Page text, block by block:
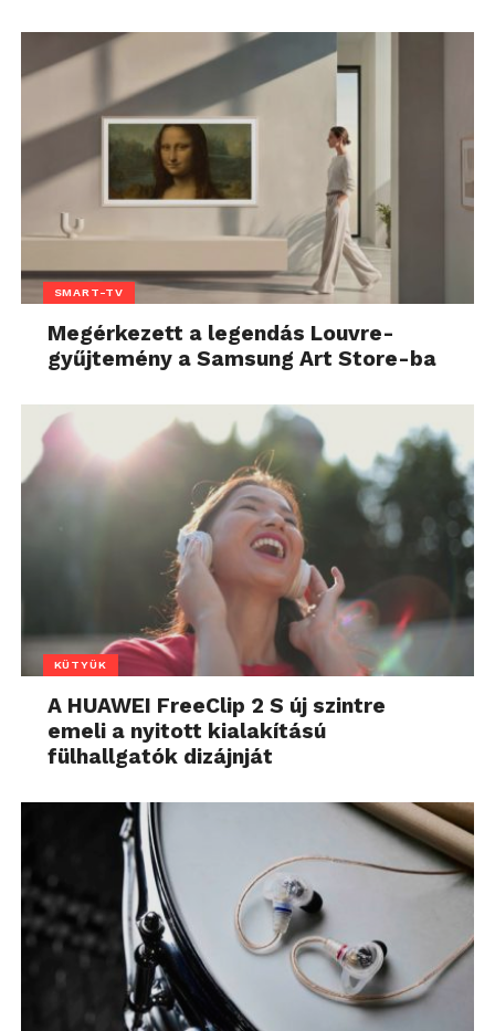
SMART-TV
Megérkezett a legendás Louvre-
gyűjtemény a Samsung Art Store-ba
KÜTYÜK
A HUAWEI FreeClip 2 S új szintre
emeli a nyitott kialakítású
fülhallgatók dizájnját